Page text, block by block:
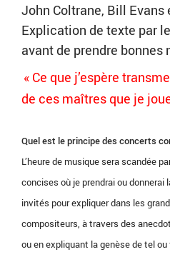
John Coltrane, Bill Evans
Explication de texte par
avant de prendre bonnes
« Ce que j’espère
de ces maîtres que je
Quel est le principe des concerts
L’heure de musique sera scandée
concises où je prendrai ou donnerai
invités pour expliquer dans les
compositeurs, à travers des
ou en expliquant la genèse de tel